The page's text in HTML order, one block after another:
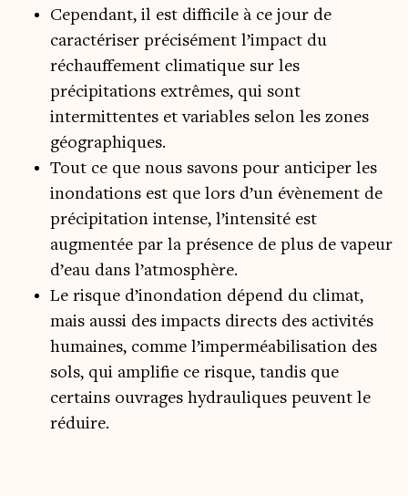
Cependant, il est difficile à ce jour de
caractériser précisément l’impact du
réchauffement climatique sur les
précipitations extrêmes, qui sont
intermittentes et variables selon les zones
géographiques.
Tout ce que nous savons pour anticiper les
inondations est que lors d’un évènement de
précipitation intense, l’intensité est
augmentée par la présence de plus de vapeur
d’eau dans l’atmosphère.
Le risque d’inondation dépend du climat,
mais aussi des impacts directs des activités
humaines, comme l’imperméabilisation des
sols, qui amplifie ce risque, tandis que
certains ouvrages hydrauliques peuvent le
réduire.